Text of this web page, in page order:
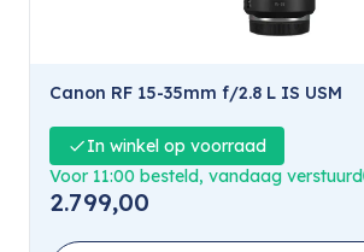
Canon RF 15-35mm f/2.8 L IS USM
In winkel op voorraad
Voor 11:00 besteld, vandaag verstuurd
2.799,00